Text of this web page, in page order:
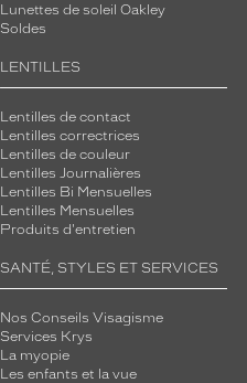
Lunettes de soleil Oakley
Soldes
LENTILLES
Lentilles de contact
Lentilles correctrices
Lentilles de couleur
Lentilles Journalières
Lentilles Bi Mensuelles
Lentilles Mensuelles
Produits d'entretien
SANTÉ, STYLES ET SERVICES
Nos Conseils Visagisme
Services Krys
La myopie
Les enfants et la vue